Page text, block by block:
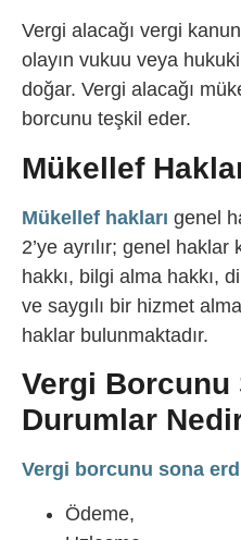
Vergi alacağı vergi
olayın vukuu veya
doğar. Vergi alacağı
borcunu teşkil eder.
Mükellef
Mükellef hakları genel
2’ye ayrılır; genel
hakkı, bilgi alma hakkı,
ve saygılı bir hizmet
haklar bulunmaktadır.
Vergi Borcunu
Durumlar
Vergi borcunu sona
Ödeme,